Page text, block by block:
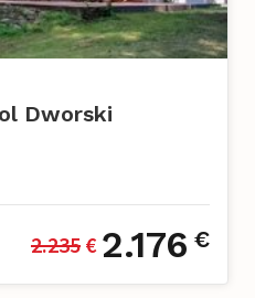
Dworski
2.235 € 2.176 €